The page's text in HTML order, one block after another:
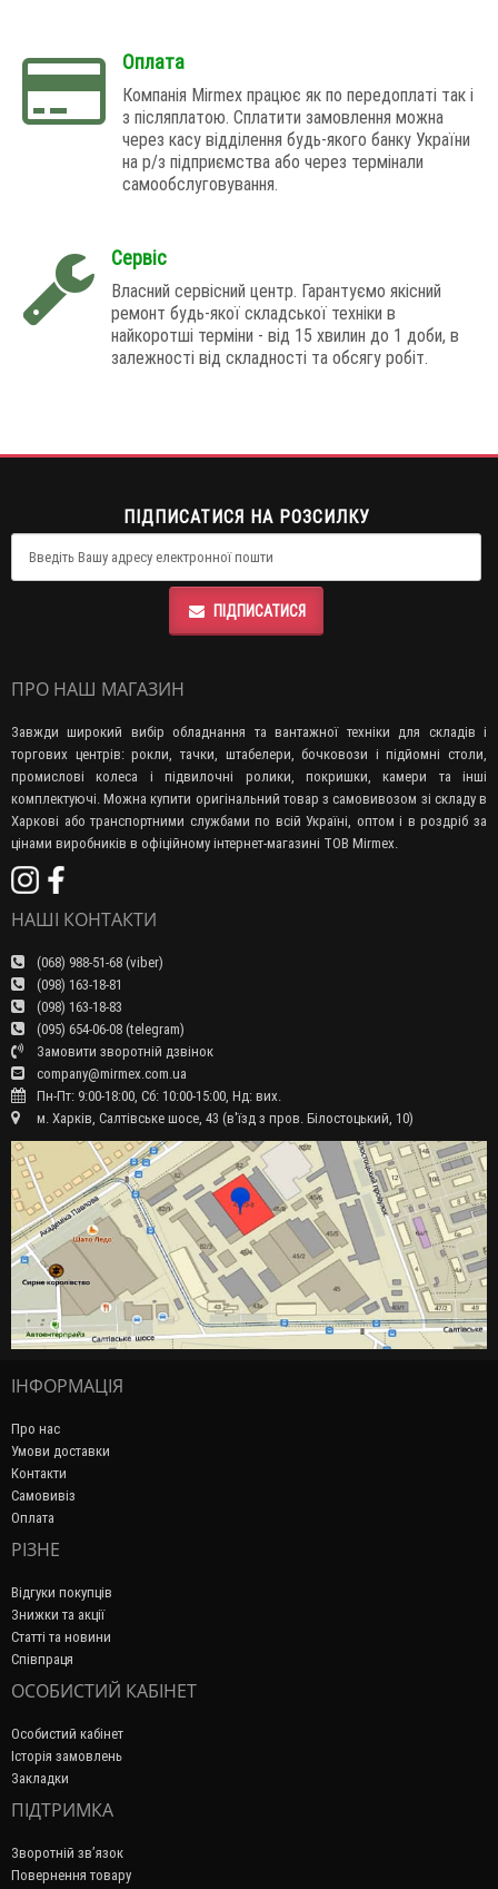
Оплата
Компанія Mirmex працює як по передоплаті так і
з післяплатою. Сплатити замовлення можна
через касу відділення будь-якого банку України
на р/з підприємства або через термінали
самообслуговування.
Сервіс
Власний сервісний центр. Гарантуємо якісний
ремонт будь-якої складської техніки в
найкоротші терміни - від 15 хвилин до 1 доби, в
залежності від складності та обсягу робіт.
ПІДПИСАТИСЯ НА РОЗСИЛКУ
ПІДПИСАТИСЯ
ПРО НАШ МАГАЗИН
Завжди широкий вибір обладнання та вантажної техніки для складів і
торгових центрів: рокли, тачки, штабелери, бочковози і підйомні столи,
промислові колеса і підвилочні ролики, покришки, камери та інші
комплектуючі. Можна купити оригінальний товар з самовивозом зі складу в
Харкові або транспортними службами по всій Україні, оптом і в роздріб за
цінами виробників в офіційному інтернет-магазині ТОВ Mirmex.
НАШІ КОНТАКТИ
(068) 988-51-68 (viber)
(098) 163-18-81
(098) 163-18-83
(095) 654-06-08 (telegram)
Замовити зворотній дзвінок
company@mirmex.com.ua
Пн-Пт: 9:00-18:00, Сб: 10:00-15:00, Нд: вих.
м. Харків, Салтівське шосе, 43 (в'їзд з пров. Білостоцький, 10)
ІНФОРМАЦІЯ
Про нас
Умови доставки
Контакти
Самовивіз
Оплата
РІЗНЕ
Відгуки покупців
Знижки та акції
Статті та новини
Співпраця
ОСОБИСТИЙ КАБІНЕТ
Особистий кабінет
Історія замовлень
Закладки
ПІДТРИМКА
Зворотній зв’язок
Повернення товару